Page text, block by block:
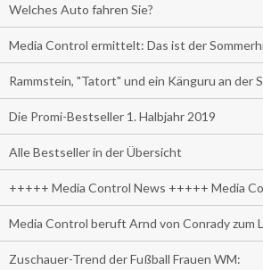
Welches Auto fahren Sie?
Media Control ermittelt: Das ist der
Rammstein, "Tatort" und ein Känguru an der
Die Promi-Bestseller 1. Halbjahr 2019
Alle Bestseller in der Übersicht
+++++ Media Control News +++++ Media
Media Control beruft Arnd von Conrady zum
Zuschauer-Trend der Fußball Frauen WM: